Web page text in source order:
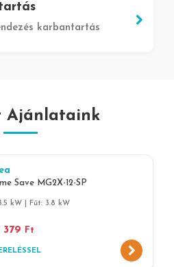
karbantartás
Ajánlataink
Save MG2X-12-SP
kW | Fűt: 3.8 kW
379 Ft